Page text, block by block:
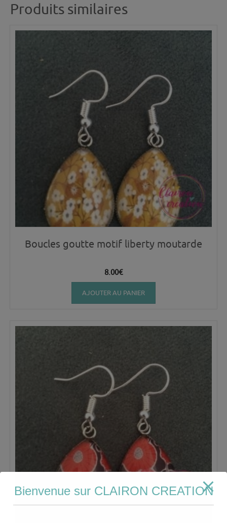
Produits similaires
Boucles goutte motif liberty moutarde
8.00€
AJOUTER AU PANIER
Bienvenue sur CLAIRON CREATION